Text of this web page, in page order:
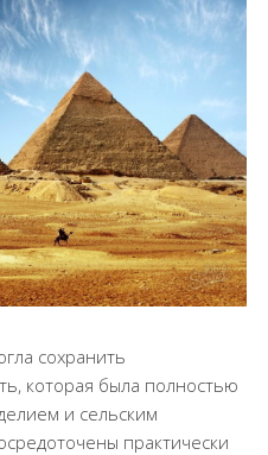
сохранить
которая была полностью
и сельским
практически